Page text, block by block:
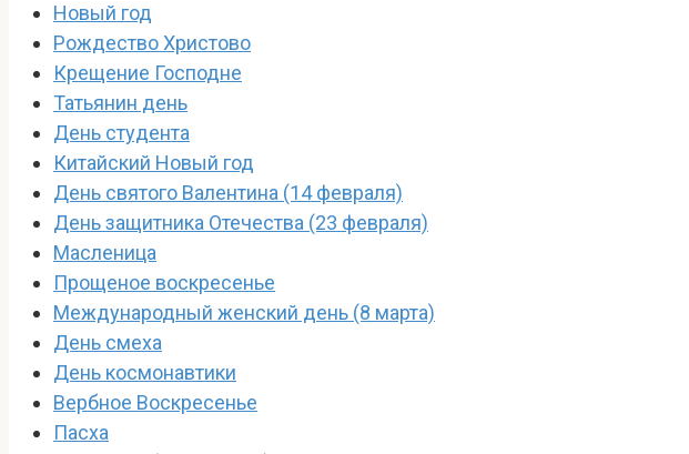
Новый год
Рождество Христово
Крещение Господне
Татьянин день
День студента
Китайский Новый год
День святого Валентина (14 февраля)
День защитника Отечества (23 февраля)
Масленица
Прощеное воскресенье
Международный женский день (8 марта)
День смеха
День космонавтики
Вербное Воскресенье
Пасха